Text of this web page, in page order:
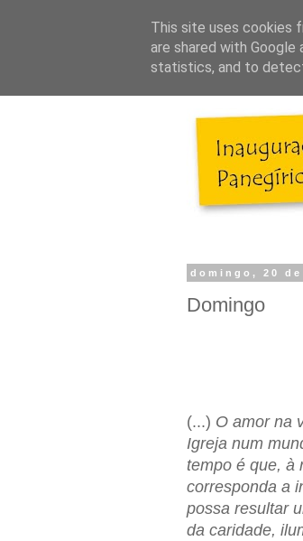
domingo, 20
Domingo
(...) O amor na
Igreja num
tempo é que, à
corresponda a
possa resultar
da caridade,
This site uses cookies
are shared with
statistics, and to